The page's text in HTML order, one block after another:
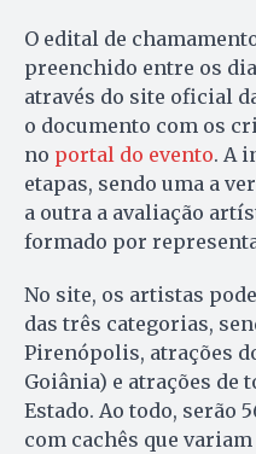
O edital de
preenchido entre os
através do site oficial
o documento com os
no portal do evento. A
etapas, sendo uma a
a outra a avaliação
formado por
No site, os artistas
das três categorias,
Pirenópolis, atrações
Goiânia) e atrações de
Estado. Ao todo, serão
com cachês que